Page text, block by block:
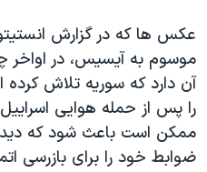
اسرائیل در جنگ
نرگس محمدی برنده جایزه نوبل
همایش محافظه‌کاران آمریکا
صفحه‌های ویژه
عکس ها که در گزارش
موسوم به آيسيس، در اواخر
آن دارد که سوريه تلاش
را پس از حمله هوايی
ممکن است باعث شود که
ضوابط خود را برای بازرسی